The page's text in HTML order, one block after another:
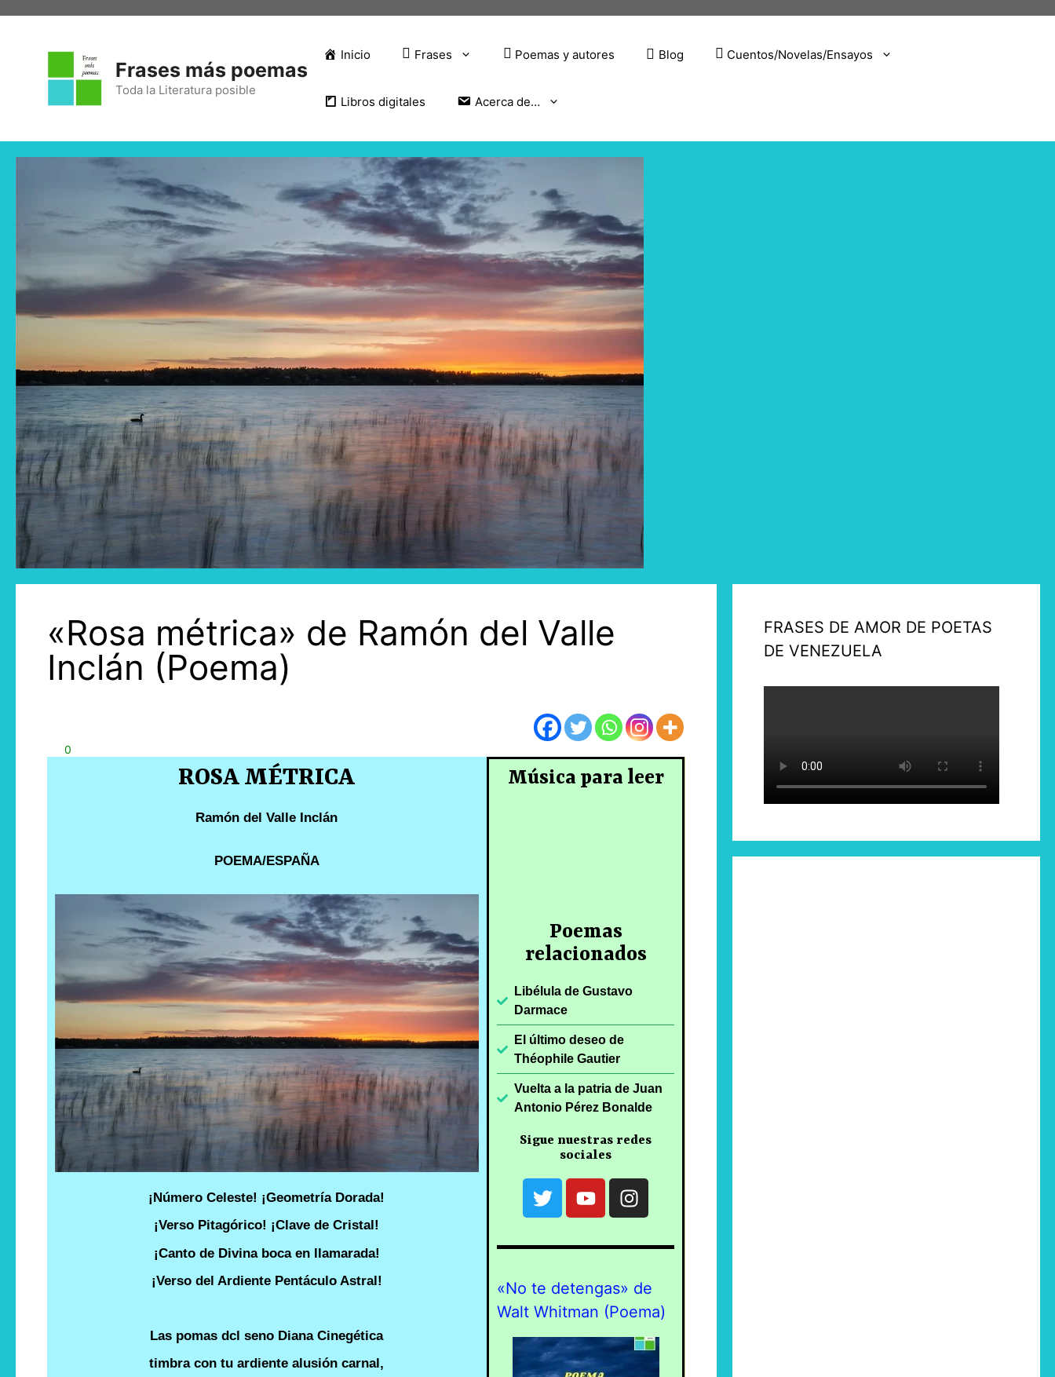
Frases más poemas
Toda la Literatura posible
Inicio Frases Poemas y autores Blog Cuentos/Novelas/Ensayos
Libros digitales Acerca de…
«Rosa métrica» de Ramón del Valle
Inclán (Poema)
0
ROSA MÉTRICA
Ramón del Valle Inclán
POEMA/ESPAÑA
¡Número Celeste! ¡Geometría Dorada!
¡Verso Pitagórico! ¡Clave de Cristal!
¡Canto de Divina boca en llamarada!
¡Verso del Ardiente Pentáculo Astral!
Las pomas dcl seno Diana Cinegética
timbra con tu ardiente alusión carnal,
Música para leer
Poemas
relacionados
Libélula de Gustavo
Darmace
El último deseo de
Théophile Gautier
Vuelta a la patria de Juan
Antonio Pérez Bonalde
Sigue nuestras redes
sociales
«No te detengas» de
Walt Whitman (Poema)
FRASES DE AMOR DE POETAS
DE VENEZUELA